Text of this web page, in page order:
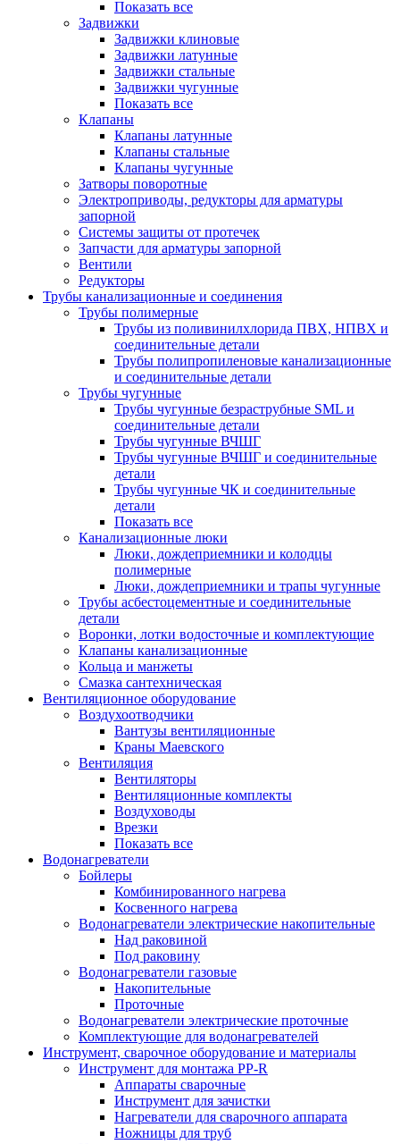
Показать все
Задвижки
Задвижки клиновые
Задвижки латунные
Задвижки стальные
Задвижки чугунные
Показать все
Клапаны
Клапаны латунные
Клапаны стальные
Клапаны чугунные
Затворы поворотные
Электроприводы, редукторы для арматуры
запорной
Системы защиты от протечек
Запчасти для арматуры запорной
Вентили
Редукторы
Трубы канализационные и соединения
Трубы полимерные
Трубы из поливинилхлорида ПВХ, НПВХ и
соединительные детали
Трубы полипропиленовые канализационные
и соединительные детали
Трубы чугунные
Трубы чугунные безраструбные SML и
соединительные детали
Трубы чугунные ВЧШГ
Трубы чугунные ВЧШГ и соединительные
детали
Трубы чугунные ЧК и соединительные
детали
Показать все
Канализационные люки
Люки, дождеприемники и колодцы
полимерные
Люки, дождеприемники и трапы чугунные
Трубы асбестоцементные и соединительные
детали
Воронки, лотки водосточные и комплектующие
Клапаны канализационные
Кольца и манжеты
Смазка сантехническая
Вентиляционное оборудование
Воздухоотводчики
Вантузы вентиляционные
Краны Маевского
Вентиляция
Вентиляторы
Вентиляционные комплекты
Воздуховоды
Врезки
Показать все
Водонагреватели
Бойлеры
Комбинированного нагрева
Косвенного нагрева
Водонагреватели электрические накопительные
Над раковиной
Под раковину
Водонагреватели газовые
Накопительные
Проточные
Водонагреватели электрические проточные
Комплектующие для водонагревателей
Инструмент, сварочное оборудование и материалы
Инструмент для монтажа PP-R
Аппараты сварочные
Инструмент для зачистки
Нагреватели для сварочного аппарата
Ножницы для труб